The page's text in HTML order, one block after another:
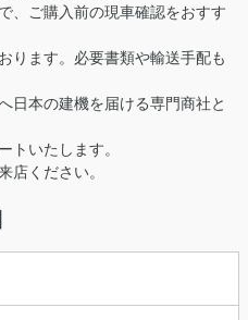
、ご購入前の現車確認をおすす
ります。必要書類や輸送手配も
日本の建機を届ける専門商社と
トいたします。
店ください。